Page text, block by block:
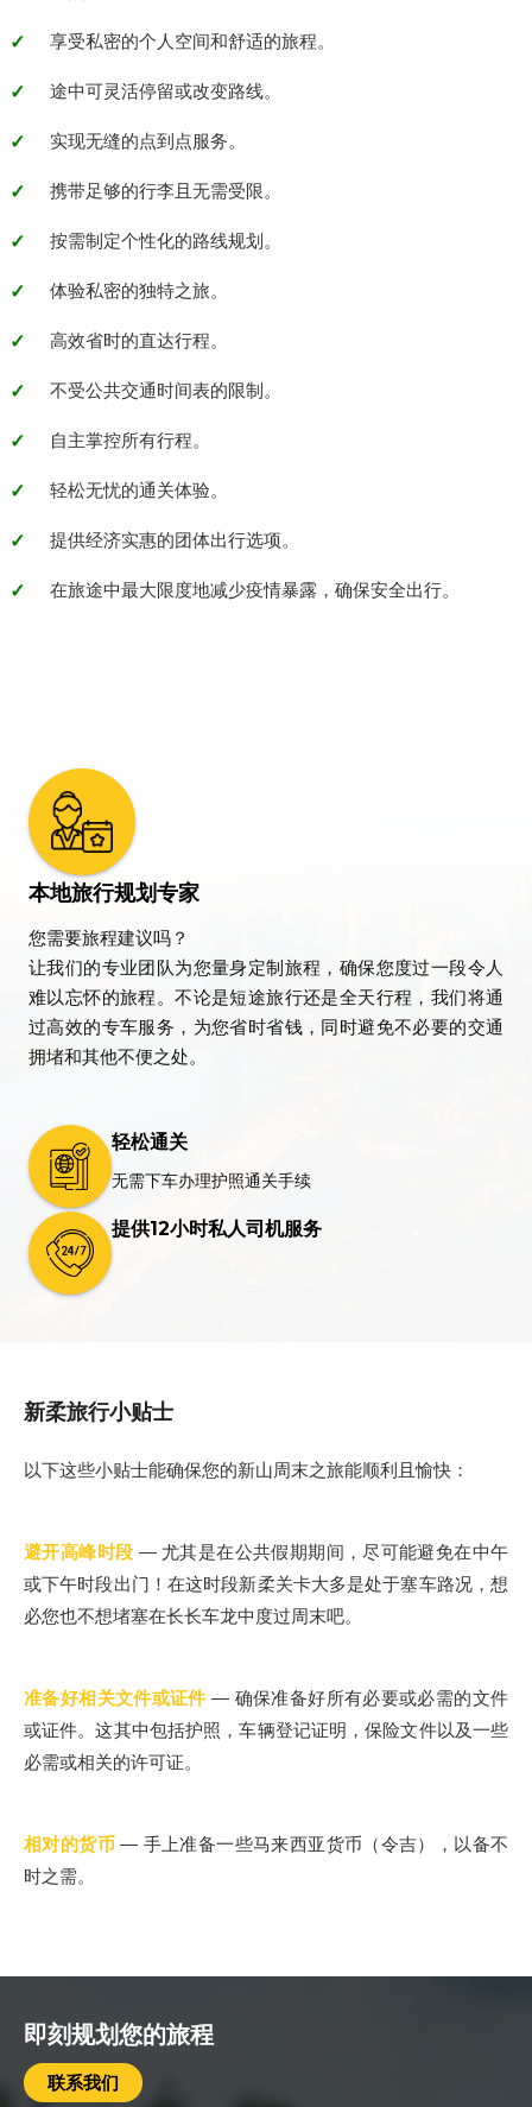
享受私密的个人空间和舒适的旅程。
途中可灵活停留或改变路线。
实现无缝的点到点服务。
携带足够的行李且无需受限。
按需制定个性化的路线规划。
体验私密的独特之旅。
高效省时的直达行程。
不受公共交通时间表的限制。
自主掌控所有行程。
轻松无忧的通关体验。
提供经济实惠的团体出行选项。
在旅途中最大限度地减少疫情暴露，确保安全出行。
本地旅行规划专家
您需要旅程建议吗？
让我们的专业团队为您量身定制旅程，确保您度过一段令人
难以忘怀的旅程。不论是短途旅行还是全天行程，我们将通
过高效的专车服务，为您省时省钱，同时避免不必要的交通
拥堵和其他不便之处。
轻松通关
无需下车办理护照通关手续
提供12小时私人司机服务
新柔旅行小贴士
以下这些小贴士能确保您的新山周末之旅能顺利且愉快：
避开高峰时段 — 尤其是在公共假期期间，尽可能避免在中午
或下午时段出门！在这时段新柔关卡大多是处于塞车路况，想
必您也不想堵塞在长长车龙中度过周末吧。
准备好相关文件或证件— 确保准备好所有必要或必需的文件
或证件。这其中包括护照，车辆登记证明，保险文件以及一些
必需或相关的许可证。
相对的货币— 手上准备一些马来西亚货币（令吉），以备不
时之需。
即刻规划您的旅程
联系我们